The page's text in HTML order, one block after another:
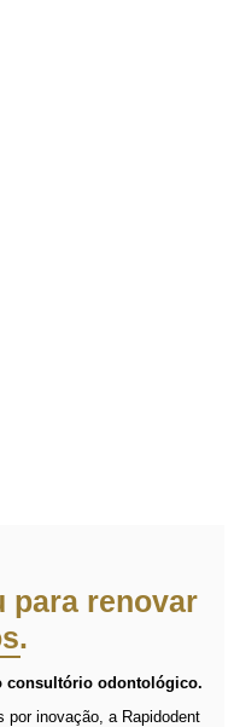
para renovar
consultório odontológico.
por inovação, a Rapidodent